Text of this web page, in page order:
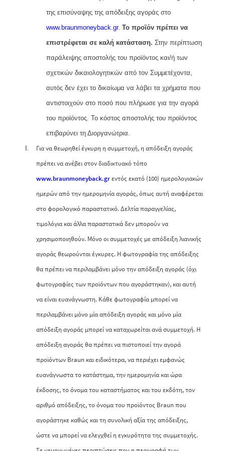
της επισύναψης της απόδειξης αγοράς στο
www.braunmoneyback.gr. Το προϊόν πρέπει να
επιστρέφεται σε καλή κατάσταση. Στην περίπτωση
παράλειψης αποστολής του προϊόντος και/ή των
σχετικών δικαιολογητικών από τον Συμμετέχοντα,
αυτός δεν έχει το δικαίωμα να λάβει τα χρήματα που
αντιστοιχούν στο ποσό που πλήρωσε για την αγορά
του προϊόντος. Το κόστος αποστολής του προϊόντος
επιβαρύνει τη Διοργανώτρια.
Για να θεωρηθεί έγκυρη η συμμετοχή, η απόδειξη αγοράς
πρέπει να ανέβει στον διαδικτυακό τόπο
www.braunmoneyback.grεντός εκατό (100) ημερολογιακών
ημερών από την ημερομηνία αγοράς, όπως αυτή αναφέρεται
στο φορολογικό παραστατικό. Δελτία παραγγελίας,
τιμολόγια και άλλα παραστατικά δεν μπορούν να
χρησιμοποιηθούν. Μόνο οι συμμετοχές με απόδειξη λιανικής
αγοράς θεωρούνται έγκυρες. Η φωτογραφία της απόδειξης
θα πρέπει να περιλαμβάνει μόνο την απόδειξη αγοράς (όχι
φωτογραφίες των προϊόντων που αγοράστηκαν), και αυτή
να είναι ευανάγνωστη. Κάθε φωτογραφία μπορεί να
περιλαμβάνει μόνο μία απόδειξη αγοράς και μόνο μία
απόδειξη αγοράς μπορεί να καταχωρείται ανά συμμετοχή. Η
απόδειξη αγοράς θα πρέπει να πιστοποιεί την αγορά
προϊόντων Braun και ειδικότερα, να περιέχει εμφανώς
ευανάγνωστα το κατάστημα, την ημερομηνία και ώρα
έκδοσης, το όνομα του καταστήματος και του εκδότη, τον
αριθμό απόδειξης, το όνομα του προϊόντος Braun που
αγοράστηκε καθώς και τη συνολική αξία της απόδειξης,
ώστε να μπορεί να ελεγχθεί η εγκυρότητα της συμμετοχής.